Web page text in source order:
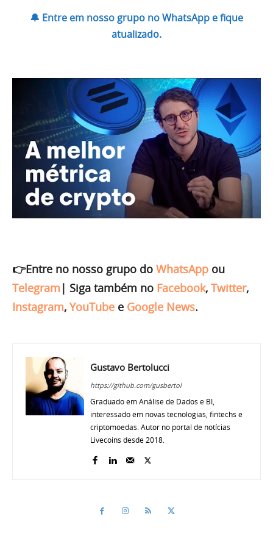
🔔 Entre em nosso grupo no WhatsApp e fique
atualizado.
👉Entre no nosso grupo do WhatsApp ou
Telegram | Siga também no Facebook, Twitter,
Instagram, YouTube e Google News.
Gustavo Bertolucci
https://github.com/gusbertol
Graduado em Análise de Dados e BI,
interessado em novas tecnologias, fintechs e
criptomoedas. Autor no portal de notícias
Livecoins desde 2018.